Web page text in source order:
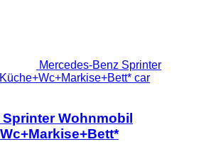
Mercedes-Benz Sprinter
car
Wohnmobil